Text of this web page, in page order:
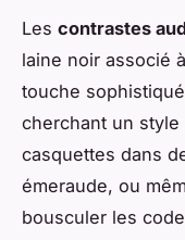
Les contrastes
laine noir associé
touche
cherchant un
casquettes dans
émeraude, ou
bousculer les